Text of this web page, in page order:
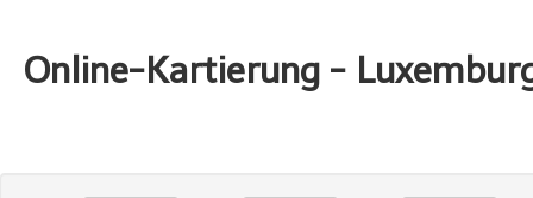
Online-Kartierung -